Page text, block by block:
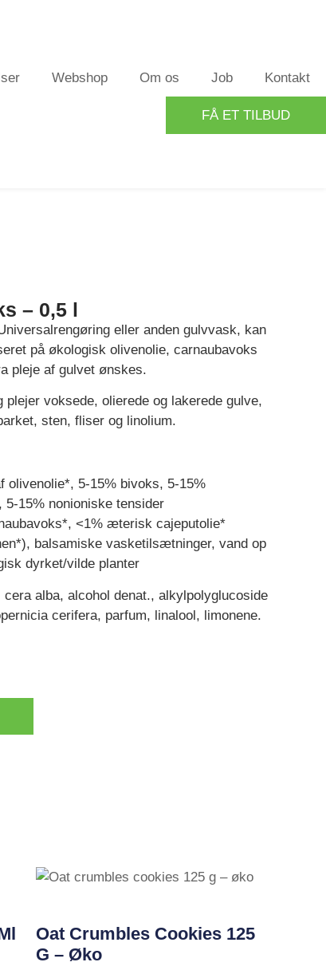
Webshop Om os Job Kontakt
FÅ ET TILBUD
– 0,5 l
eller anden gulvvask, kan
på økologisk olivenolie, carnaubavoks
pleje af gulvet ønskes.
voksede, olierede og lakerede gulve,
sten, fliser og linolium.
olivenolie*, 5-15% bivoks, 5-15%
15% nonioniske tensider
<1% æterisk cajeputolie*
balsamiske vasketilsætninger, vand op
dyrket/vilde planter
alba, alcohol denat., alkylpolyglucoside
cerifera, parfum, linalool, limonene.
Oat Crumbles Cookies 125
G – Øko